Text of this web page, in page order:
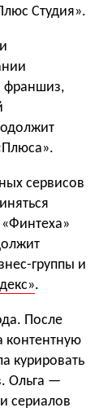
Студия».
франшиз,
сервисов
группы и
.
После
контентную
курировать
Ольга —
сериалов